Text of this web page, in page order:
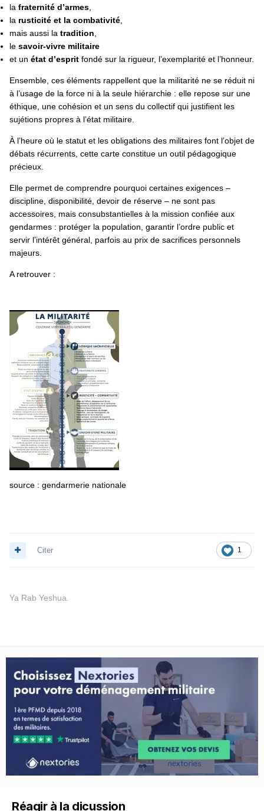
la fraternité d’armes
la rusticité et la combativité
mais aussi la tradition
le savoir-vivre militaire
et un état d’esprit fondé sur la rigueur, l’exemplarité et l’honneur.
Ensemble, ces éléments rappellent que la militarité ne se réduit ni
à l’usage de la force ni à la seule hiérarchie : elle repose sur une
éthique, une cohésion et un sens du collectif qui justifient les
sujétions propres à l’état militaire.
À l’heure où le statut et les obligations des militaires font l’objet de
débats récurrents, cette carte constitue un outil pédagogique
précieux.
Elle permet de comprendre pourquoi certaines exigences –
discipline, disponibilité, devoir de réserve – ne sont pas
accessoires, mais consubstantielles à la mission confiée aux
gendarmes : protéger la population, garantir l’ordre public et
servir l’intérêt général, parfois au prix de sacrifices personnels
majeurs.
A retrouver :
source : gendarmerie nationale
1
Citer
Ya Rab Yeshua.
Réagir à la dicussion